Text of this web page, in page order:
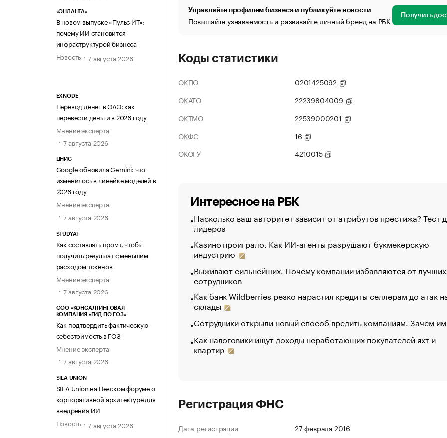
«ОНЛАНТА»
В новом выпуске «Пульс ИТ»:
почему ИИ становится
инфраструктурой бизнеса
Новость
7 августа 2026
EXNODE
Перевод денег в ОАЭ: как
перевести деньги в 2026 году
Мнение эксперта
7 августа 2026
ЦНИС
Google обновила Gemini: что
изменилось в линейке моделей в
2026 году
Мнение эксперта
7 августа 2026
STUDYAI
Как составлять промт, чтобы
получить результат с меньшим
расходом токенов
Мнение эксперта
7 августа 2026
ООО «КОНСАЛТИНГОВАЯ
КОМПАНИЯ «ГИД ПО ГОЗ»
Как подтвердить фактическую
себестоимость в ГОЗ
Мнение эксперта
7 августа 2026
SILA UNION
SILA Union на Невском форуме о
корпоративной архитектуре для
внедрения ИИ
Новость
7 августа 2026
Управляйте профилем бизнеса и публикуйте новости
Повышайте узнаваемость и развивайте личный бренд на РБК Получить
Коды статистики
ОКПО
0201425092
ОКАТО
22239804009
ОКТМО
22539000201
ОКФС
16
ОКОГУ
4210015
Интересное на РБК
Насколько ваш авторитет зависит от атрибутов престижа? Тест
лидеров
Казино проиграло. Как ИИ-агенты разрушают букмекерскую
индустрию
Выживают сильнейших. Почему компании избавляются от лучших
сотрудников
Как банк Wildberries резко нарастил кредиты селлерам до атак
склады
Сотрудники открыли новый способ вредить компаниям. Зачем
Как налоговики ищут доходы неработающих покупателей яхт и
квартир
Регистрация ФНС
Дата регистрации
27 февраля 2016